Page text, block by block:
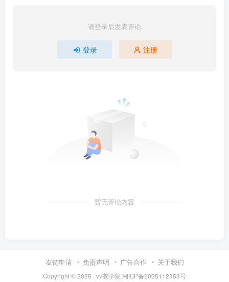
请登录后发表评论
登录 注册
暂无评论内容
友链申请 免责声明 广告合作 关于我们
Copyright © 2025 · vv衣学院 湘ICP备2025112353号